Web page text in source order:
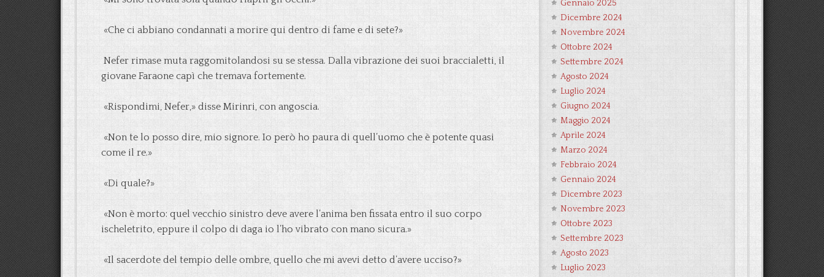
«Che ci abbiano condannati a morire qui dentro di fame e di sete?»
Nefer rimase muta raggomitolandosi su se stessa. Dalla vibrazione dei suoi braccialetti, il
giovane Faraone capì che tremava fortemente.
«Rispondimi, Nefer,» disse Mirinri, con angoscia.
«Non te lo posso dire, mio signore. Io però ho paura di quell’uomo che è potente quasi
come il re.»
«Di quale?»
«Non è morto: quel vecchio sinistro deve avere l’anima ben fissata entro il suo corpo
ischeletrito, eppure il colpo di daga io l’ho vibrato con mano sicura.»
«Il sacerdote del tempio delle ombre, quello che mi avevi detto d’avere ucciso?»
Gennaio 2025
Dicembre 2024
Novembre 2024
Ottobre 2024
Settembre 2024
Agosto 2024
Luglio 2024
Giugno 2024
Maggio 2024
Aprile 2024
Marzo 2024
Febbraio 2024
Gennaio 2024
Dicembre 2023
Novembre 2023
Ottobre 2023
Settembre 2023
Agosto 2023
Luglio 2023